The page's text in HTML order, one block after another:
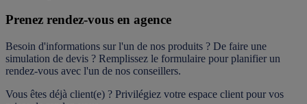
Prenez rendez-vous en agence
Besoin d'informations sur l'un de nos produits ? De faire une
simulation de devis ? Remplissez le formulaire pour planifier un
rendez-vous avec l'un de nos conseillers.
Vous êtes déjà client(e) ? Privilégiez votre espace client pour vos